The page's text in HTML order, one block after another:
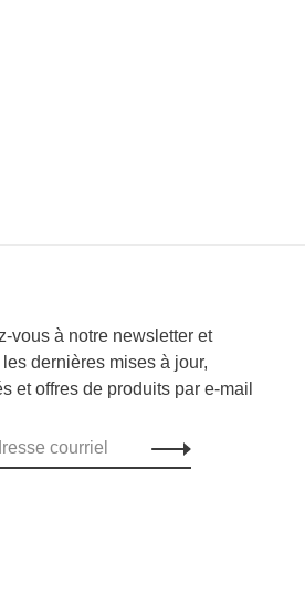
vous à notre newsletter et
dernières mises à jour,
et offres de produits par e-mail